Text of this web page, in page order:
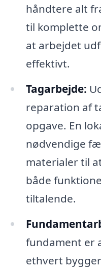
håndtere alt
til komplette
at arbejdet
effektivt.
Tagarbejde:
reparation af
opgave. En
nødvendige
materialer til
både
tiltalende.
fundament er
ethvert